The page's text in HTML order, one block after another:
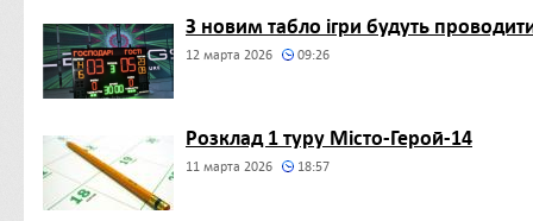
З новим табло ігри будуть
12 марта 2026 09:26
Розклад 1 туру Місто-Герой-14
11 марта 2026 18:57